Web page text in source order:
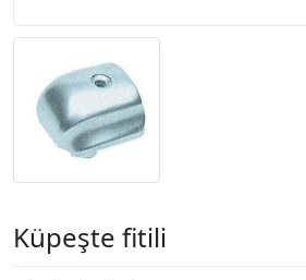
Küpeşte fitili